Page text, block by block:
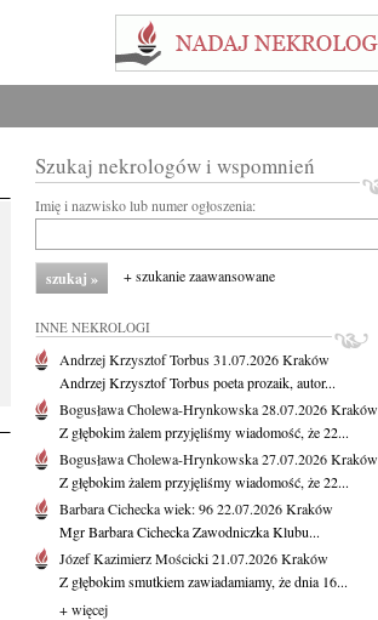
Szukaj nekrologów i wspomnień
Imię i nazwisko lub numer ogłoszenia:
+ szukanie zaawansowane
INNE NEKROLOGI
Andrzej Krzysztof Torbus31.07.2026Kraków
Andrzej Krzysztof Torbus poeta prozaik, autor...
Bogusława Cholewa-Hrynkowska28.07.2026Kraków
Z głębokim żalem przyjęliśmy wiadomość, że 22...
Bogusława Cholewa-Hrynkowska27.07.2026Kraków
Z głębokim żalem przyjęliśmy wiadomość, że 22...
Barbara Cicheckawiek: 9622.07.2026Kraków
Mgr Barbara Cichecka Zawodniczka Klubu...
Józef Kazimierz Mościcki21.07.2026Kraków
Z głębokim smutkiem zawiadamiamy, że dnia 16...
+ więcej